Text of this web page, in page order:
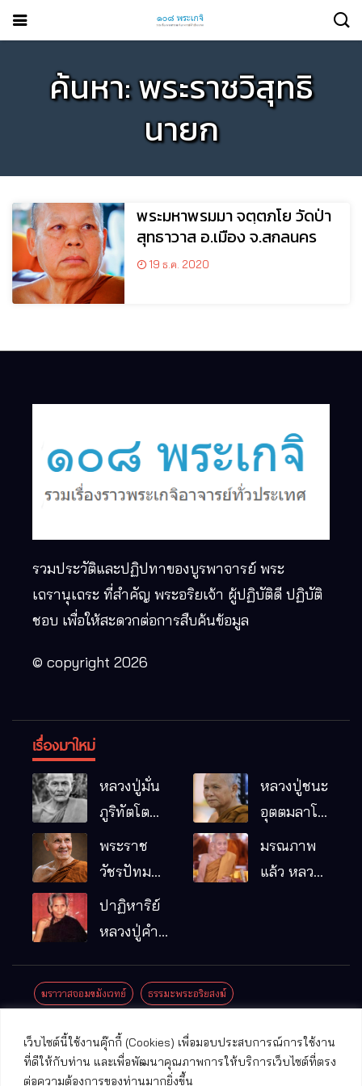
เว็บไซต์นี้ใช้งานคุ๊กกี้ (Cookies) เพื่อมอบประสบการณ์การใช้งาน
ที่ดีให้กับท่าน และเพื่อพัฒนาคุณภาพการให้บริการเว็บไซต์ที่ตรง
ต่อความต้องการของท่านมากยิ่งขึ้น
ค้นหา: พระราชวิสุทธิ
นายก
พระมหาพรมมา จตฺตภโย วัดป่า
สุทธาวาส อ.เมือง จ.สกลนคร
19 ธ.ค. 2020
รวมประวัติและปฏิปทาของบูรพาจารย์ พระ
เถรานุเถระ ที่สำคัญ พระอริยเจ้า ผู้ปฏิบัติดี ปฏิบัติ
ชอบ เพื่อให้สะดวกต่อการสืบค้นข้อมูล
© copyright 2026
เรื่องมาใหม่
หลวงปู่มั่น
ภูริทัตโต
พระอริยเจ้า
ผู้เป็นบิดา
รมฐาน
หลวงปู่ชนะ
อุตตมลาโภ
หมากอื๋อ
พระราช
วัชรปัทม
คุณ (หลวง
ปู่บัวเกตุ
แล้ว วัดป่า
อ.แม่ริม
จ.เชียงใหม่
มรณภาพ
แล้ว หลวง
ปาฏิหาริย์
หลวงปู่คำ
มณี
ฆราวาสจอมขมังเวทย์ ธรรมะพระอริยสงฆ์
ปาฏิหาริย์พระเครื่อง